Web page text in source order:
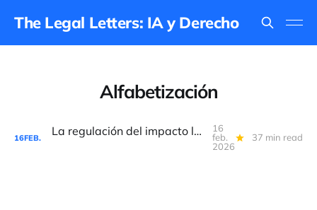
The Legal Letters: IA y Derecho
Alfabetización
16FEB. La regulación del impacto laboral de la IA
16
feb.
2026
37 min read